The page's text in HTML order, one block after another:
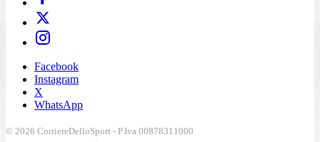
Facebook
Instagram
X
WhatsApp
© 2026 CorriereDelloSport - P.Iva 00878311000